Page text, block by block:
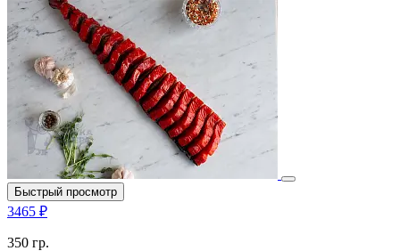
Быстрый просмотр
3465 ₽
350 гр.